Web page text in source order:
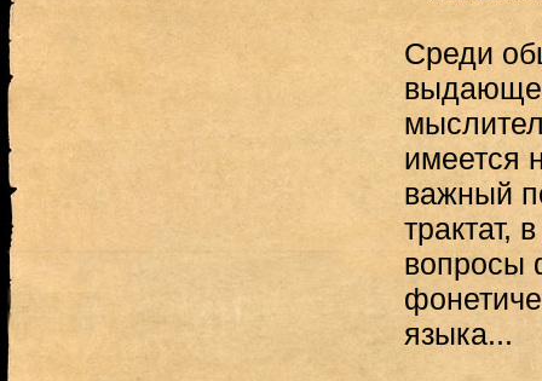
Среди
имеется
важный
трактат,
вопросы
языка...